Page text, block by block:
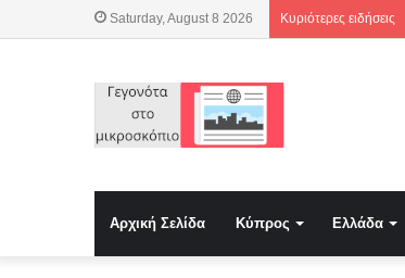
Saturday, August 8 2026 Κυριότερες ειδήσεις
Αρχική Σελίδα Κύπρος Ελλάδα